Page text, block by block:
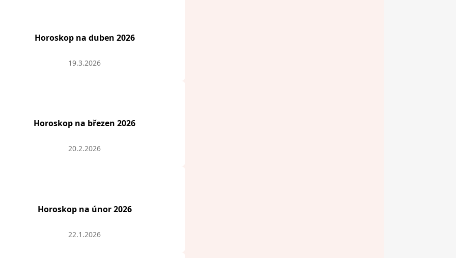
Horoskop na duben 2026
19.3.2026
Horoskop na březen 2026
20.2.2026
Horoskop na únor 2026
22.1.2026